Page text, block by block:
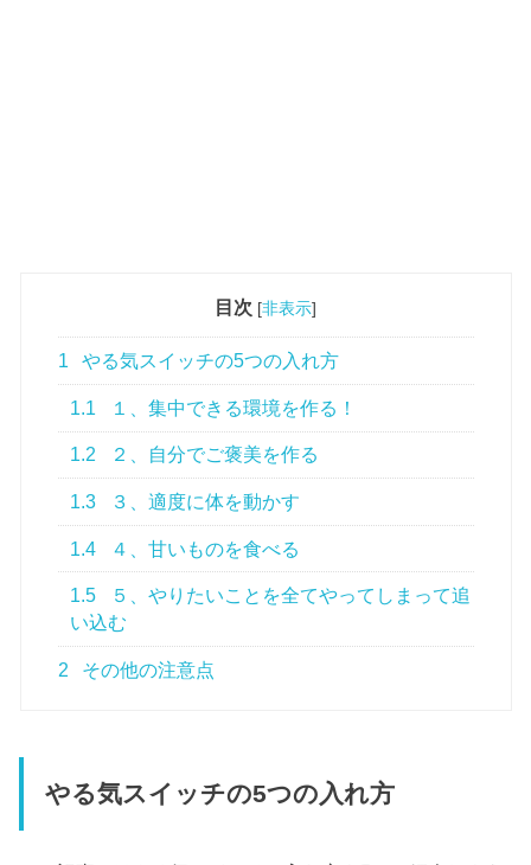
目次 [非表示]
1 やる気スイッチの5つの入れ方
1.1 １、集中できる環境を作る！
1.2 ２、自分でご褒美を作る
1.3 ３、適度に体を動かす
1.4 ４、甘いものを食べる
1.5
５、やりたいことを全てやってしまって追
い込む
2 その他の注意点
やる気スイッチの5つの入れ方